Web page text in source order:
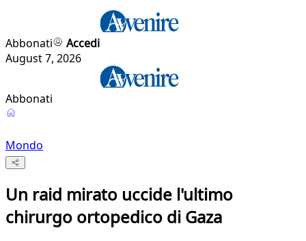
Abbonati
Accedi
August 7, 2026
Abbonati
Mondo
Un raid mirato uccide l'ultimo
chirurgo ortopedico di Gaza